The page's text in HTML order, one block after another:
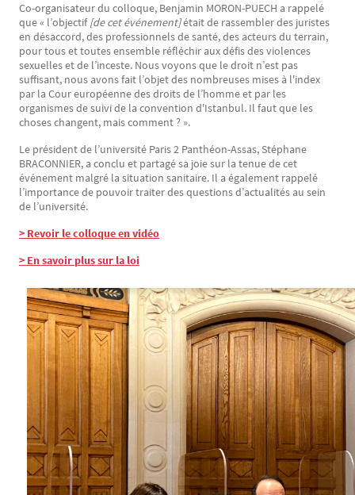
Co-organisateur du colloque, Benjamin MORON-PUECH a rappelé
que « l’objectif[de cet événement]était de rassembler des juristes
en désaccord, des professionnels de santé, des acteurs du terrain,
pour tous et toutes ensemble réfléchir aux défis des violences
sexuelles et de l’inceste. Nous voyons que le droit n’est pas
suffisant, nous avons fait l’objet des nombreuses mises à l'index
par la Cour européenne des droits de l’homme et par les
organismes de suivi de la convention d'Istanbul. Il faut que les
choses changent, mais comment ? ».
Le président de l’université Paris 2 Panthéon-Assas, Stéphane
BRACONNIER, a conclu et partagé sa joie sur la tenue de cet
événement malgré la situation sanitaire. Il a également rappelé
l’importance de pouvoir traiter des questions d’actualités au sein
de l’université.
> Revoir le colloque en vidéo
> En savoir plus sur la loi